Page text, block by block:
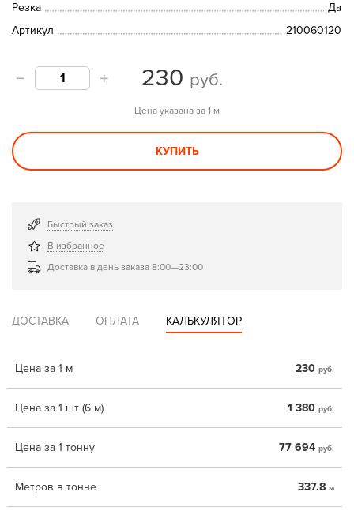
Резка
Да
Артикул
210060120
230 руб.
Цена указана за 1 м
КУПИТЬ
Быстрый заказ
В избранное
Доставка в день заказа 8:00—23:00
ДОСТАВКА ОПЛАТА КАЛЬКУЛЯТОР
Цена за 1 м 230 руб.
Цена за 1 шт (6 м) 1 380 руб.
Цена за 1 тонну 77 694 руб.
Метров в тонне 337.8 м